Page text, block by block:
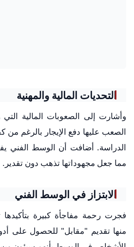
التحديات المالية والمهنية
وأشارت إلى الصعوبات المالية
الصعب عليها دفع الإيجار بالرغم من
الدراسة. أضافت أن الوسط الفني
مما جعل مجهوداتها تذهب دون تقدير.
الابتزاز في الوسط الفني
فجرت رحمة مفاجأة كبيرة بتأكيدها
منها تقديم "مقابل" للحصول على